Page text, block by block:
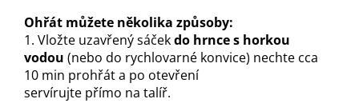
Ohřát můžete několika způsoby:
1. Vložte uzavřený sáčekdo hrnce s horkou
vodou (nebo do rychlovarné konvice) nechte cca
10 min prohřát a po otevření
servírujte přímo na talíř.